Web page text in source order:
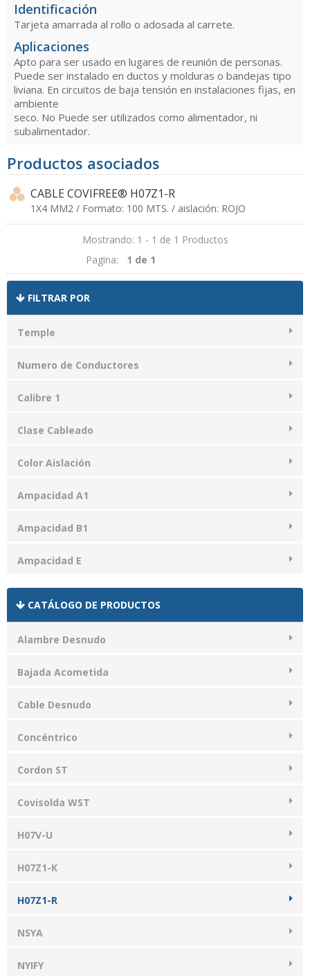
FILTRAR POR
Temple
Numero de Conductores
Calibre 1
Clase Cableado
Color Aislación
Ampacidad A1
Ampacidad B1
Ampacidad E
CATÁLOGO DE PRODUCTOS
Alambre Desnudo
Bajada Acometida
Cable Desnudo
Concéntrico
Cordon ST
Covisolda WST
H07V-U
H07Z1-K
H07Z1-R
NSYA
NYIFY
Identificación
Tarjeta amarrada al rollo o adosada al carrete.
Aplicaciones
Apto para ser usado en lugares de reunión de personas.
Puede ser instalado en ductos y molduras o bandejas tipo
liviana. En circuitos de baja tensión en instalaciones fijas, en
ambiente
seco. No Puede ser utilizados como alimentador, ni
subalimentador.
Productos asociados
CABLE COVIFREE® H07Z1-R
1X4 MM2 / Formato: 100 MTS. / aislación: ROJO
Mostrando: 1 - 1 de 1 Productos
Pagina:
1 de 1